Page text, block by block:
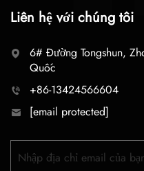
Liên hệ với chúng tôi
6# Đường Tongshun,
Quốc
+86-13424566604
[email protected]